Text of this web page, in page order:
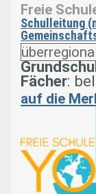
Freie
Schulleitung
Fächer:
auf die